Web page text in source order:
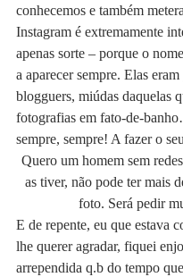
conhecemos e também
Instagram é extremamente
apenas sorte – porque o
a aparecer sempre. Elas
blogguers, miúdas daquelas
fotografias em fato-de-
sempre, sempre! A fazer o
Quero um homem sem
as tiver, não pode ter mais
foto. Será pedir
E de repente, eu que estava
lhe querer agradar, fiquei
arrependida q.b do tempo